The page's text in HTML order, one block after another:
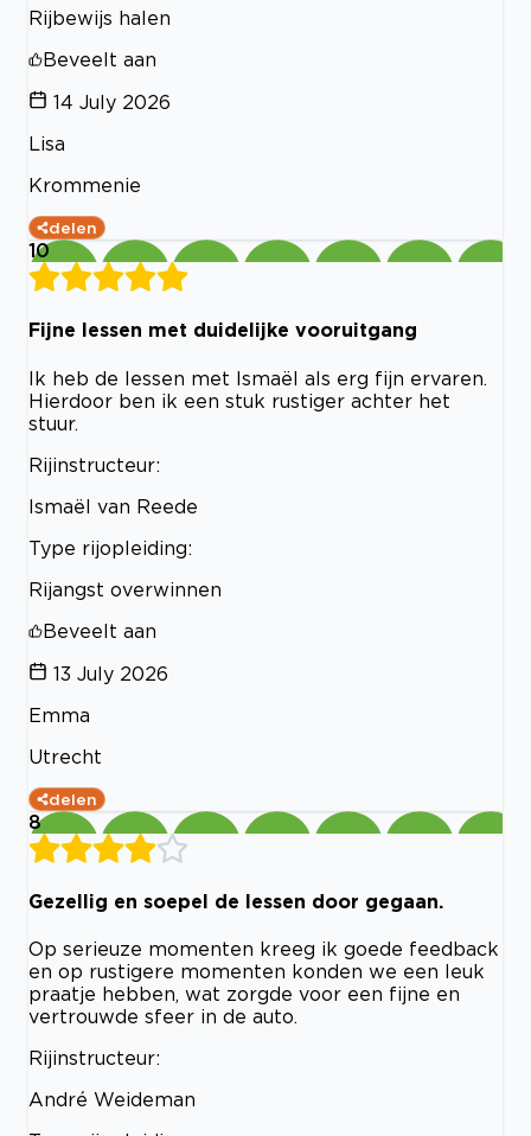
Rijbewijs halen
Beveelt aan
14 July 2026
Lisa
Krommenie
delen
10
Fijne lessen met duidelijke vooruitgang
Ik heb de lessen met Ismaël als erg fijn ervaren.
Hierdoor ben ik een stuk rustiger achter het
stuur.
Rijinstructeur:
Ismaël van Reede
Type rijopleiding:
Rijangst overwinnen
Beveelt aan
13 July 2026
Emma
Utrecht
delen
8
Gezellig en soepel de lessen door gegaan.
Op serieuze momenten kreeg ik goede feedback
en op rustigere momenten konden we een leuk
praatje hebben, wat zorgde voor een fijne en
vertrouwde sfeer in de auto.
Rijinstructeur:
André Weideman